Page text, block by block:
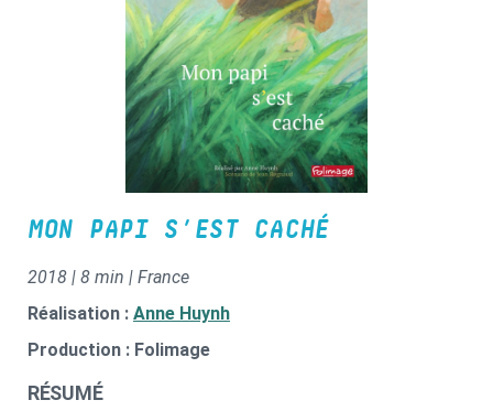
MON PAPI S’EST CACHÉ
2018 | 8 min | France
Réalisation : Anne Huynh
Production : Folimage
RÉSUMÉ